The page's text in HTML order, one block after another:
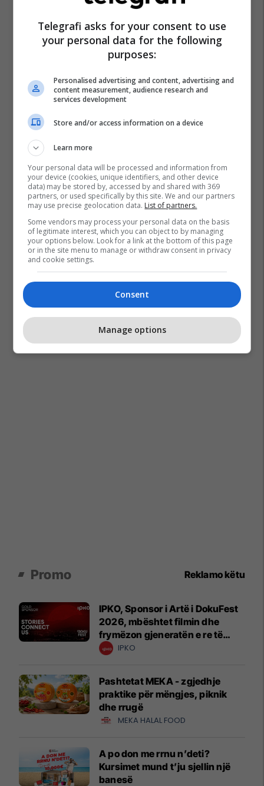
Lagjja Marigona
Oborr Pronat
Real Estate
Velani
Natyra
Promo Reklamo këtu
IPKO, Sponsor i Artë i DokuFest
2026, mbështet filmin dhe
frymëzon gjeneratën e re të
krijuesve
IPKO
Pashtetat MEKA - zgjedhje
praktike për mëngjes, piknik
dhe rrugë
MEKA HALAL FOOD
A po don me rrnu n’deti?
Kursimet mund t’ju sjellin një
banesë
Telegrafi asks for your consent to use
your personal data for the following
purposes:
Personalised advertising and content, advertising and
content measurement, audience research and
services development
Store and/or access information on a device
Learn more
Your personal data will be processed and information from
your device (cookies, unique identifiers, and other device
data) may be stored by, accessed by and shared with 369
partners, or used specifically by this site. We and our partners
may use precise geolocation data. List of partners.
Some vendors may process your personal data on the basis
of legitimate interest, which you can object to by managing
your options below. Look for a link at the bottom of this page
or in the site menu to manage or withdraw consent in privacy
and cookie settings.
Consent
Manage options